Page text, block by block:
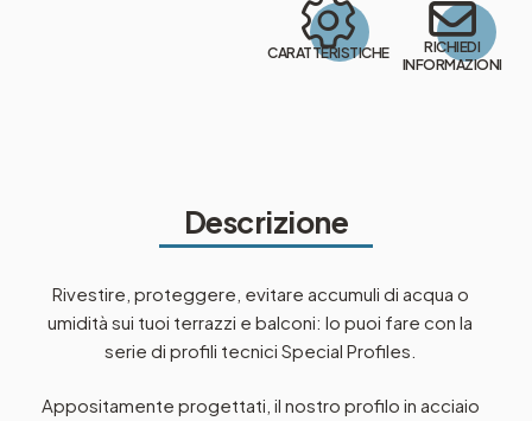
CARATTERISTICHE
RICHIEDI
INFORMAZIONI
Descrizione
Rivestire, proteggere, evitare accumuli di acqua o
umidità sui tuoi terrazzi e balconi: lo puoi fare con la
serie di profili tecnici Special Profiles.
Appositamente progettati, il nostro profilo in acciaio